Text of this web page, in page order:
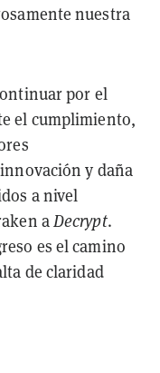
nuestra
por el
el cumplimiento,
y daña
a nivel
aDecrypt.
es el camino
de claridad